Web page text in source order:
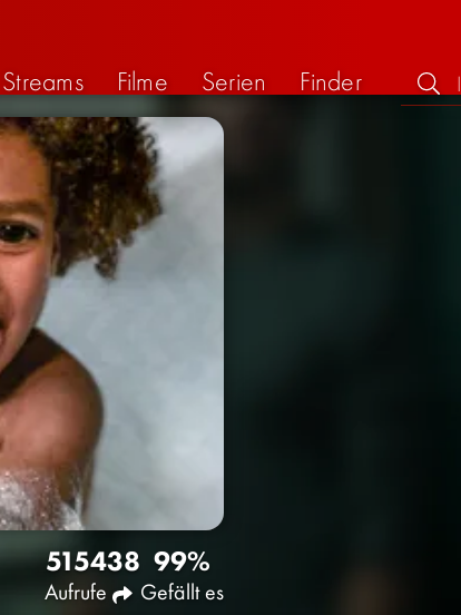
Streams Filme Serien Finder
5154
Aufrufe
38 99%
Gefällt es